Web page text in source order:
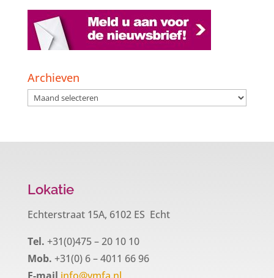
Archieven
Archieven
Lokatie
Echterstraat 15A, 6102 ES Echt
Tel. +31(0)475 – 20 10 10
Mob. +31(0) 6 – 4011 66 96